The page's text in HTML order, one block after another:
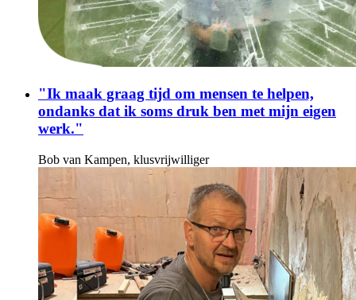
"Ik maak graag tijd om mensen te helpen,
ondanks dat ik soms druk ben met mijn eigen
werk."
Bob van Kampen, klusvrijwilliger